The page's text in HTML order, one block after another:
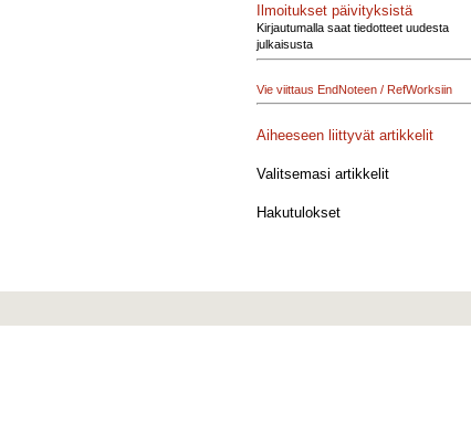
Ilmoitukset päivityksistä
Kirjautumalla saat tiedotteet uudesta
julkaisusta
Vie viittaus EndNoteen / RefWorksiin
Aiheeseen liittyvät artikkelit
Valitsemasi artikkelit
Hakutulokset